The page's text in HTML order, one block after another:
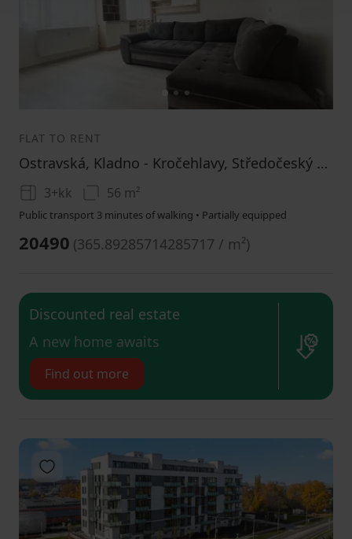
12 3
FLAT TO RENT
Ostravská, Kladno - Kročehlavy, Středočeský Region
3+kk 56 m²
Public transport 3 minutes of walking • Partially equipped
20490 (365.89285714285717 / m²)
Discounted real estate
​A new home awaits
Find out more
Add to favorites